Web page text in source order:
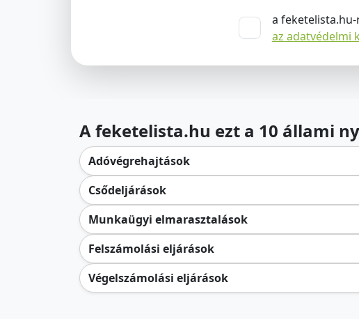
a
az adatvédelmi
A feketelista.hu ezt a 10 állami
Adóvégrehajtások
Csődeljárások
Munkaügyi elmarasztalások
Felszámolási eljárások
Végelszámolási eljárások